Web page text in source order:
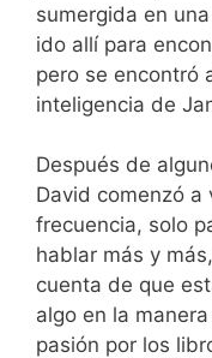
sumergida en
ido allí para
pero se encontró
inteligencia de
Después de
David comenzó a
frecuencia, solo
hablar más y
cuenta de que
algo en la
pasión por los